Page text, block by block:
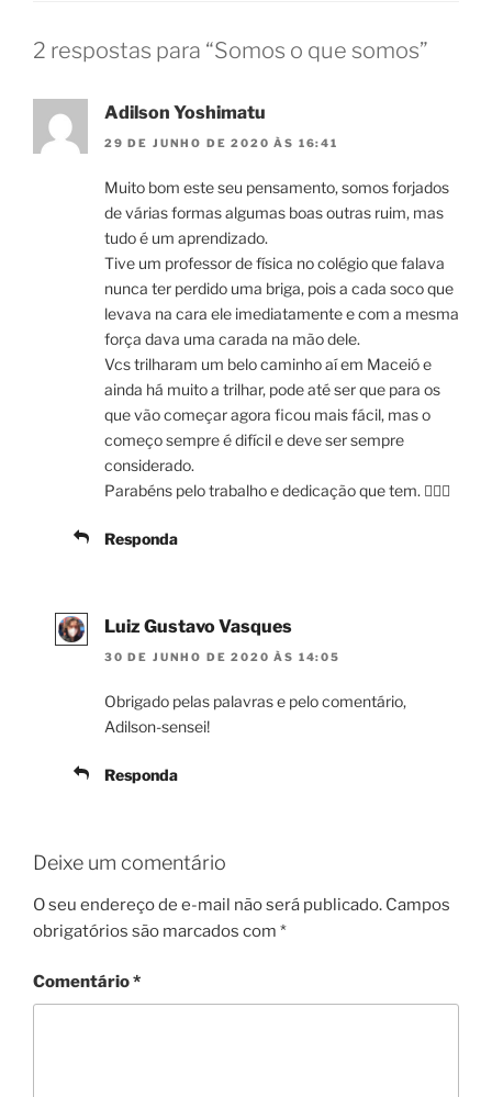
2 respostas para “Somos o que somos”
Adilson Yoshimatu
29 DE JUNHO DE 2020 ÀS 16:41
Muito bom este seu pensamento, somos forjados
de várias formas algumas boas outras ruim, mas
tudo é um aprendizado.
Tive um professor de física no colégio que falava
nunca ter perdido uma briga, pois a cada soco que
levava na cara ele imediatamente e com a mesma
força dava uma carada na mão dele.
Vcs trilharam um belo caminho aí em Maceió e
ainda há muito a trilhar, pode até ser que para os
que vão começar agora ficou mais fácil, mas o
começo sempre é difícil e deve ser sempre
considerado.
Parabéns pelo trabalho e dedicação que tem. 🙇🏻‍♂️
Responda
Luiz Gustavo Vasques
30 DE JUNHO DE 2020 ÀS 14:05
Obrigado pelas palavras e pelo comentário,
Adilson-sensei!
Responda
Deixe um comentário
O seu endereço de e-mail não será publicado. Campos
obrigatórios são marcados com *
Comentário*